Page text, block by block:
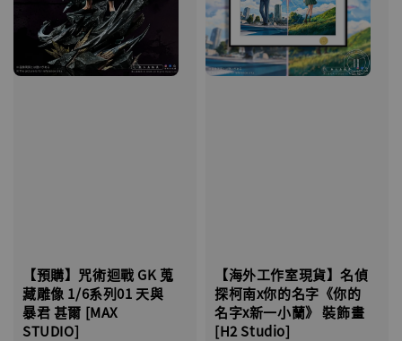
【預購】咒術迴戰 GK 蒐
藏雕像 1/6系列01 天與
暴君 甚爾 [MAX
STUDIO]
【海外工作室現貨】名偵
探柯南x你的名字《你的
名字x新一小蘭》 裝飾畫
[H2 Studio]